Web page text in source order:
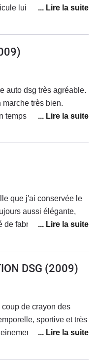
lui permet aussi de
dont dispose ce
déçu par sa fiabilité
200 000 et 300 000
régime moteurCiel
du tableau de
avec les
auto dsg très agréable.
très bien.
temps et en heures ce
véritable plaisir à la
que j'ai conservée le
aussi élégante,
un coupé
avec regret...
DSG (2009)
de crayon des
sportive et très
au rendez vous
Les nouveaux